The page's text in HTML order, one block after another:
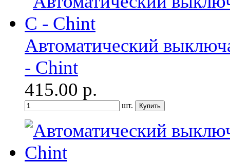
Автоматический
- Chint
415.00 р.
шт.